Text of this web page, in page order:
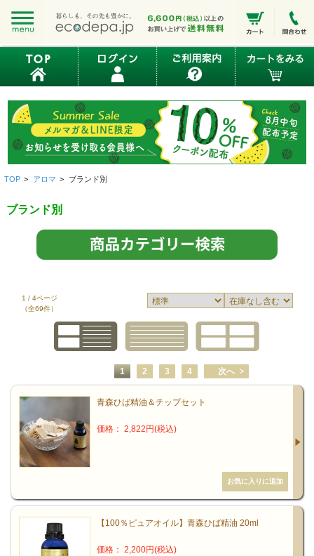
TOP > アロマ > ブランド別
ブランド別
1 / 4ページ
（全69件）
1 2 3 4 次へ
青森ひば精油＆チップセット
価格： 2,822円(税込)
【100％ピュアオイル】青森ひば精油 20ml
価格： 2,200円(税込)